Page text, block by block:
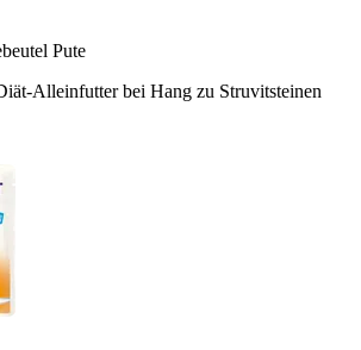
Pute
Alleinfutter bei Hang zu Struvitsteinen